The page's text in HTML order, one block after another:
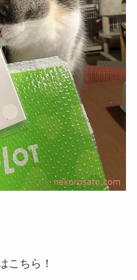
こちら！